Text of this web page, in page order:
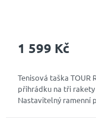
1 599 Kč
Tenisová taška TOUR
přihrádku na tři
Nastavitelný ramenní